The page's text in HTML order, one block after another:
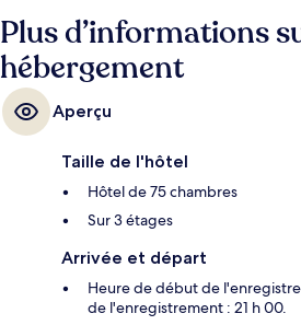
Plus d’informations
hébergement
Aperçu
Taille de l'hôtel
Hôtel de 75 chambres
Sur 3 étages
Arrivée et départ
Heure de début de
de l'enregistrement : 21 h 00.